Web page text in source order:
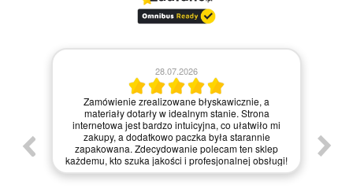
28.07.2026
Zamówienie zrealizowane błyskawicznie, a
materiały dotarły w idealnym stanie. Strona
internetowa jest bardzo intuicyjna, co ułatwiło mi
zakupy, a dodatkowo paczka była starannie
zapakowana. Zdecydowanie polecam ten sklep
każdemu, kto szuka jakości i profesjonalnej obsługi!